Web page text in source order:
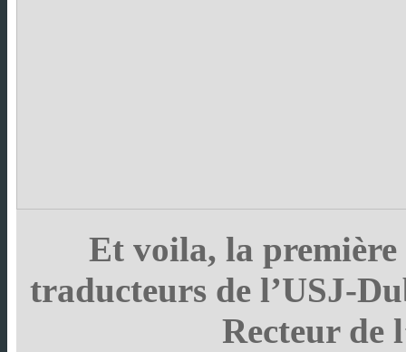
Et voila, la
traducteurs de l’USJ-
Recteur de